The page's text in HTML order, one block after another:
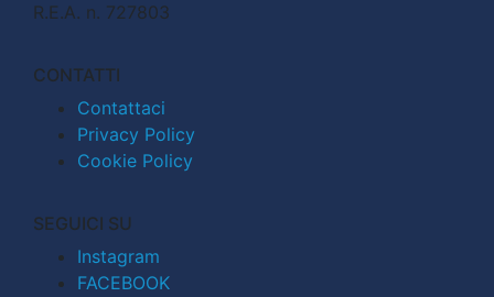
R.E.A. n. 727803
CONTATTI
Contattaci
Privacy Policy
Cookie Policy
SEGUICI SU
Instagram
FACEBOOK